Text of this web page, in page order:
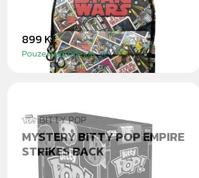
899 Kč
Pouze na prodejně
BITTY POP
MYSTERY BITTY POP EMPIRE
STRIKES BACK